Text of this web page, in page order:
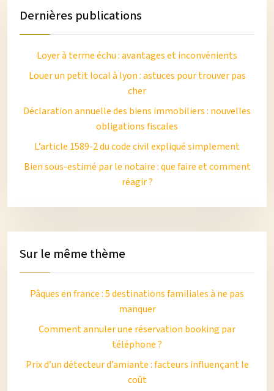
Dernières publications
Loyer à terme échu : avantages et inconvénients
Louer un petit local à lyon : astuces pour trouver pas
cher
Déclaration annuelle des biens immobiliers : nouvelles
obligations fiscales
L’article 1589-2 du code civil expliqué simplement
Bien sous-estimé par le notaire : que faire et comment
réagir ?
Sur le même thème
Pâques en france : 5 destinations familiales à ne pas
manquer
Comment annuler une réservation booking par
téléphone ?
Prix d’un détecteur d’amiante : facteurs influençant le
coût